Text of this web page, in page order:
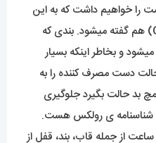
را خواهیم داشت که به این
نوع بند اصطلاحاً اویستر (Oyster) هم گفته میشود. بندی که
و بخاطر اینکه بسیار
دست مصرف کننده را به
بد حالت بگیرد جلوگیری
شناسنامه ی رولکس هست.
از جمله قاب، بند، قفل از